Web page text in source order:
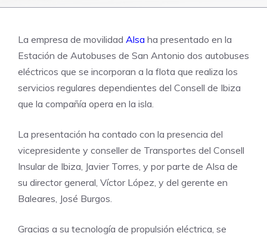
La empresa de movilidad Alsa ha presentado en la
Estación de Autobuses de San Antonio dos autobuses
eléctricos que se incorporan a la flota que realiza los
servicios regulares dependientes del Consell de Ibiza
que la compañía opera en la isla.
La presentación ha contado con la presencia del
vicepresidente y conseller de Transportes del Consell
Insular de Ibiza, Javier Torres, y por parte de Alsa de
su director general, Víctor López, y del gerente en
Baleares, José Burgos.
Gracias a su tecnología de propulsión eléctrica, se